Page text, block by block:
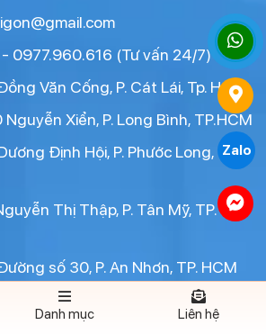
- 0977.960.616 (Tư vấn 24/7)
Văn Cống, P. Cát Lái, Tp. HCM
Xiển, P. Long Bình, TP.HCM
Định Hội, P. Phước Long,
Thị Thập, P. Tân Mỹ, TP.
số 30, P. An Nhơn, TP. HCM
Danh mục Liên hệ
Zalo